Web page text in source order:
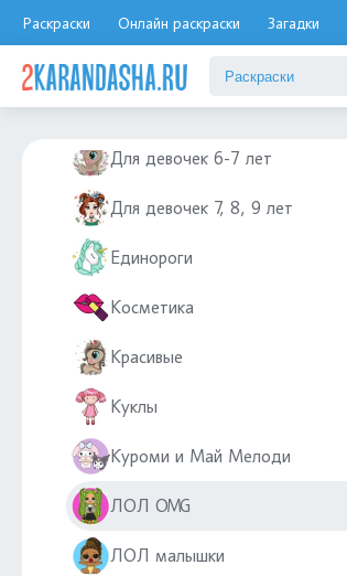
Раскраски Онлайн раскраски Загадки
Для девочек 4-5 лет
Для девочек 6-7 лет
Для девочек 7, 8, 9 лет
Единороги
Косметика
Красивые
Куклы
Куроми и Май Мелоди
ЛОЛ OMG
ЛОЛ малышки